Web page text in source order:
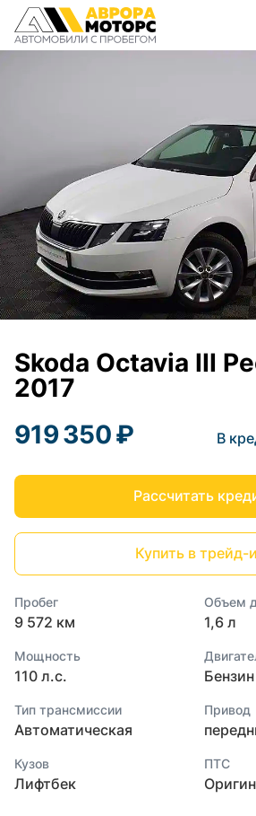
Skoda Octavia III
2017
919 350 ₽
В
Рассчитать
Купить в трейд-
Пробег
9 572 км
Объем
1,6 л
Мощность
110 л.с. Бензин
Тип трансмиссии
Автоматическая
Привод
Кузов
Лифтбек
ПТС